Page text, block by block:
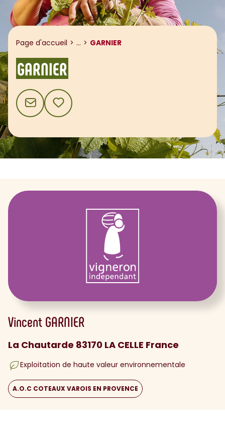
Page d'accueil ... Afficher le fil d'ariane
GARNIER
GARNIER
CONTACTAJOUTER AUX FAVORIS
Vincent GARNIER
La Chautarde 83170 LA CELLE France
Exploitation de haute valeur environnementale
A.O.C COTEAUX VAROIS EN PROVENCE